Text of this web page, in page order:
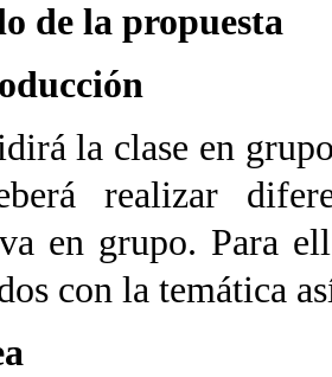
de la propuesta
la clase en
realizar
en grupo. Para
con la temática